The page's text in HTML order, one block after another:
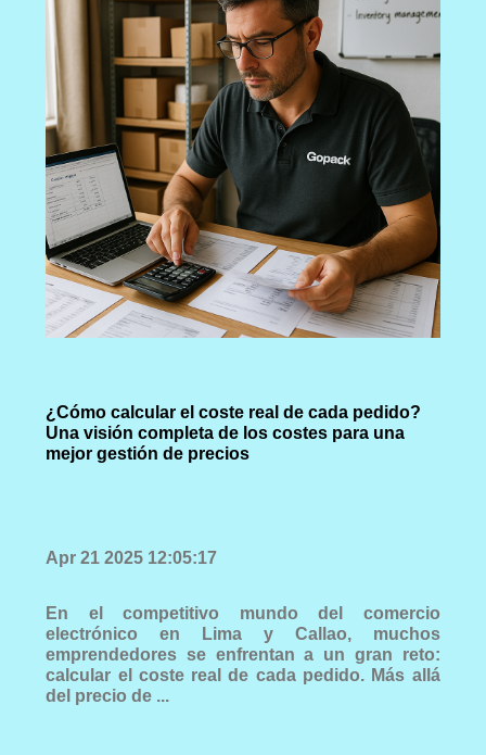
¿Cómo calcular el coste real de cada pedido?
Una visión completa de los costes para una
mejor gestión de precios
Apr 21 2025 12:05:17
En el competitivo mundo del comercio
electrónico en Lima y Callao, muchos
emprendedores se enfrentan a un gran reto:
calcular el coste real de cada pedido. Más allá
del precio de ...